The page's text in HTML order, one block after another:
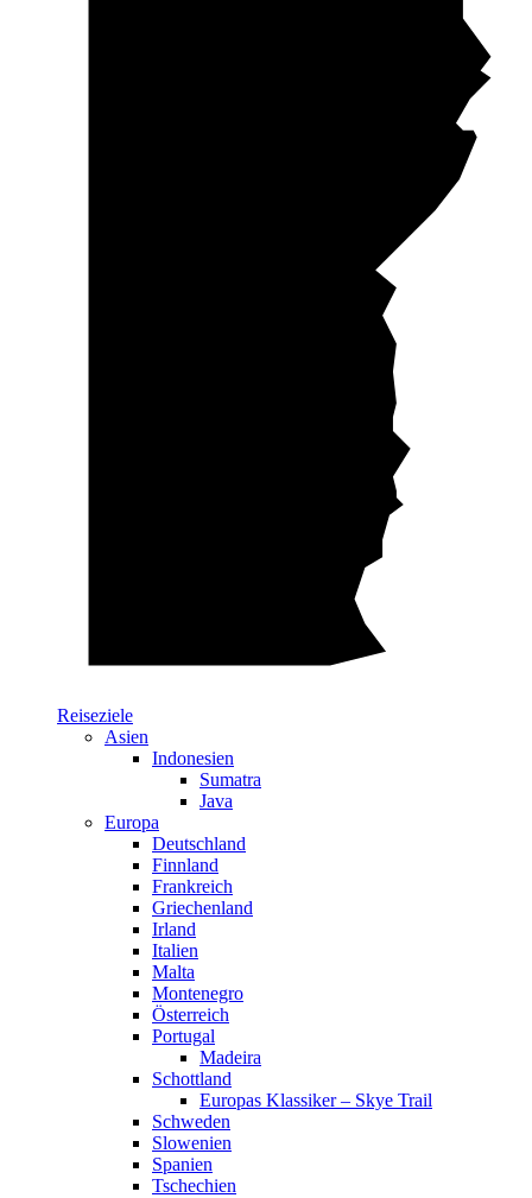
Reiseziele
Asien
Indonesien
Sumatra
Java
Europa
Deutschland
Finnland
Frankreich
Griechenland
Irland
Italien
Malta
Montenegro
Österreich
Portugal
Madeira
Schottland
Europas Klassiker – Skye Trail
Schweden
Slowenien
Spanien
Tschechien